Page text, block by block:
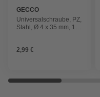
GECCO
Universalschraube, PZ,
Stahl, Ø 4 x 35 mm, 14
2,99 €